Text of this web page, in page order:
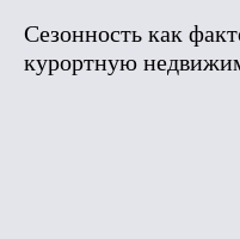
Сезонность как
курортную